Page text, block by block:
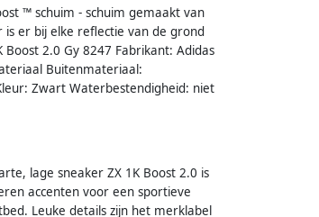
™ schuim - schuim gemaakt van
is er bij elke reflectie van de grond
2.0 Gy 8247 Fabrikant: Adidas
Buitenmateriaal:
Zwart Waterbestendigheid: niet
lage sneaker ZX 1K Boost 2.0 is
accenten voor een sportieve
Leuke details zijn het merklabel